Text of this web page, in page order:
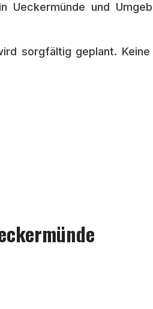
Ueckermünde und
sorgfältig geplant.